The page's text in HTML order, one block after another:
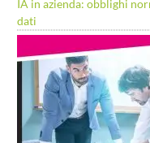
IA in azienda: obblighi
dati